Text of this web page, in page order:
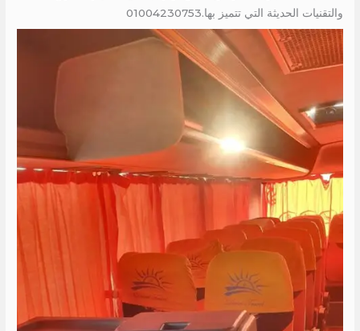
والتقنيات الحديثة التي تتميز بها.01004230753